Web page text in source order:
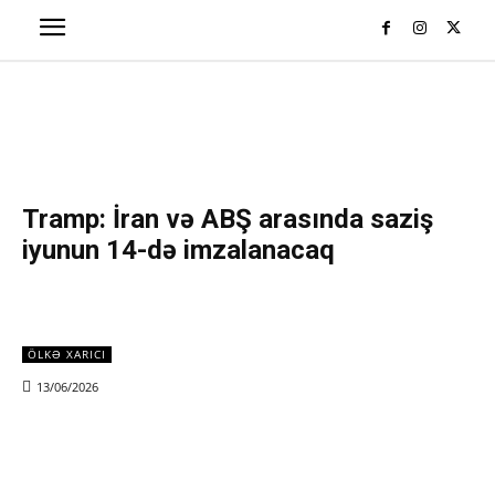
Tramp: İran və ABŞ arasında saziş
iyunun 14-də imzalanacaq
ÖLKƏ XARICI
13/06/2026